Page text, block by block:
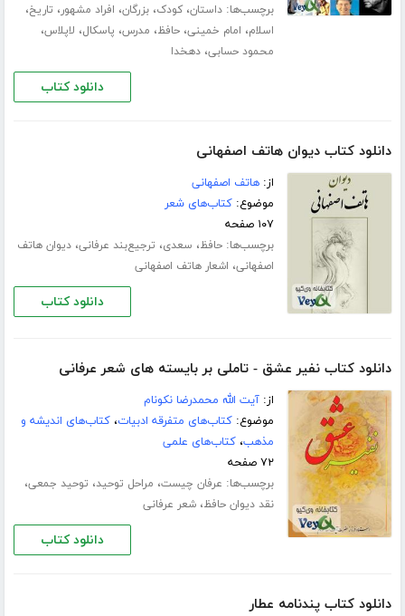
برچسب‌ها:داستان،کودک،بزرگان، افراد مشهور، تاریخ،
اسلام، امام خمینی،حافظ، مدرس، پاسکال، لاپلاس،
محمود حسابی،دهخدا
دانلود کتاب
دانلود کتاب دیوان هاتف اصفهانی
از:هاتف اصفهانی
موضوع:کتاب‌های شعر
۱۰۷ صفحه
برچسب‌ها:حافظ، سعدی‌، ترجیع‌‌بند عرفانی‌،دیوان هاتف
اصفهانی، اشعار هاتف اصفهانی
دانلود کتاب
دانلود کتاب نفیر عشق - تاملی بر بایسته های شعر عرفانی
از:آیت الله محمدرضا نکونام
موضوع:کتاب‌های متفرقه ادبیات،کتاب‌های اندیشه و
مذهب،کتاب‌های علمی
۷۲ صفحه
برچسب‌ها: عرفان چیست، مراحل توحید، توحید جمعی،
نقد دیوان حافظ،شعر عرفانی
دانلود کتاب
دانلود کتاب پندنامه عطار